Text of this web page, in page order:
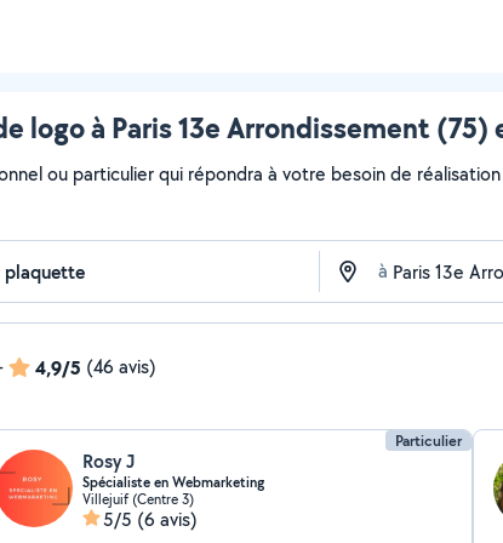
logo à Paris 13e Arrondissement
ou particulier qui répondra à votre besoin de
à
4,9/5 (46 avis)
Particulier
Rosy J
Spécialiste en Webmarketing
Villejuif (Centre 3)
5/5 (6 avis)